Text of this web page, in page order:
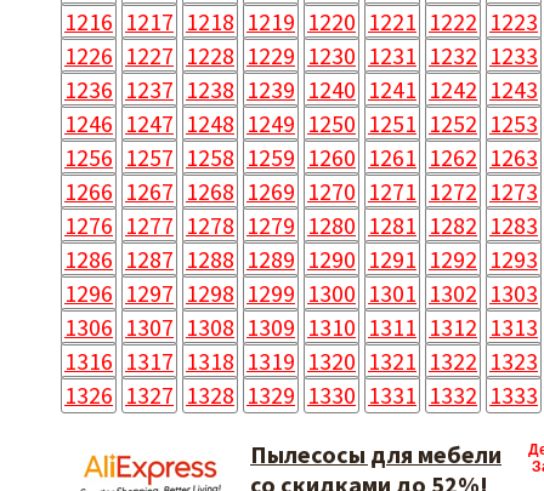
1216 1217 1218 1219 1220 1221 1222 1223
1226 1227 1228 1229 1230 1231 1232 1233
1236 1237 1238 1239 1240 1241 1242 1243
1246 1247 1248 1249 1250 1251 1252 1253
1256 1257 1258 1259 1260 1261 1262 1263
1266 1267 1268 1269 1270 1271 1272 1273
1276 1277 1278 1279 1280 1281 1282 1283
1286 1287 1288 1289 1290 1291 1292 1293
1296 1297 1298 1299 1300 1301 1302 1303
1306 1307 1308 1309 1310 1311 1312 1313
1316 1317 1318 1319 1320 1321 1322 1323
1326 1327 1328 1329 1330 1331 1332 1333
Пылесосы для мебели
со скидками до 52%!